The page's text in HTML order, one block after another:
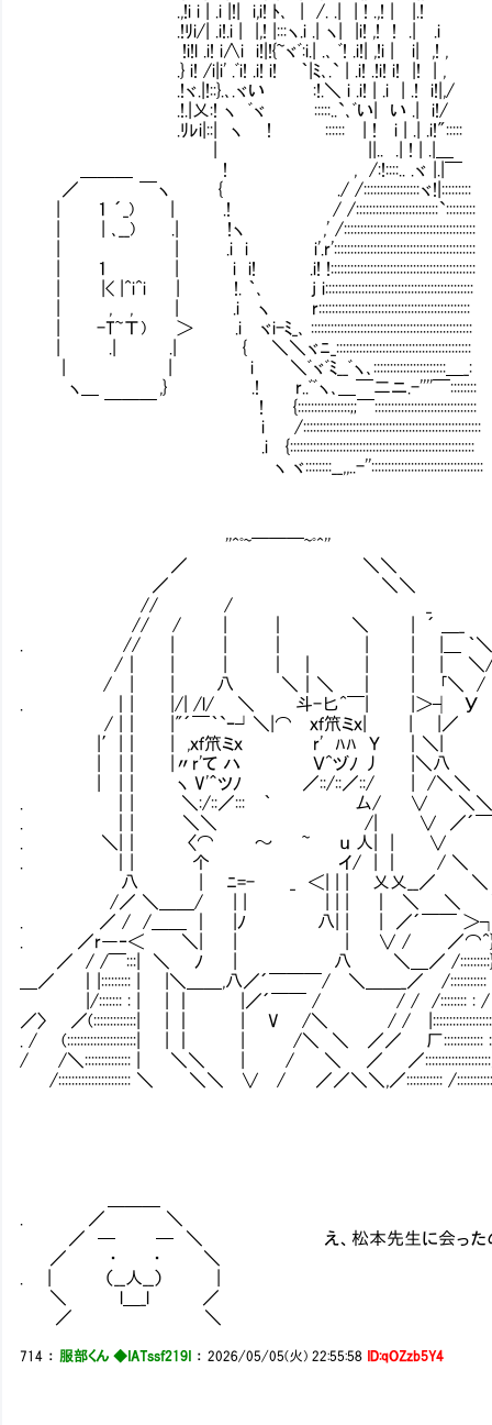
.,!i i | .i |!| i,i! ﾄ､ | /. .| | ! .,! | |.!
.!ﾘi/| .i!.i | |,! |:::ヽ.i .| ヽ| |i! ,! ! .| .i
!i!l .i! i∧i i!|!{~ヾﾞ:i.| .､ ﾞ! .i!| ,!i | i| ,! ,
.} i! /i|i' .ﾞi! .i! i! ｀|ﾐ､.` | .i! .!i! i! |! | ,
.!ヾ.|!::}.､.ヾい :!.＼ i .i! | .i | .! i!|,/
.!.|乂:! ヽ ﾞヾ :::::..`､ﾞい| い .| i!/
.ﾘﾚi|::| ヽ ! :::::: | ! i | .| .i!":::::
| ||.. .| ! | .|＿
＿＿＿ ! , /:!::::.. .ヾ |.|￣
／ ￣ヽ { ./ /:::::::::::::::::ヾ!|:::::::::
| １ ´_) | .! / /:::::::::::::::::::::::::`:::::::::
| | ､__) .| !ヽ ,' /::::::::::::::::::::::::::::::::::::::::
| | .i i
| １ | i i! .i! !::::::::::::::::::::::::::::::::::::::::::::
| |< |^i^i | !. ｀､ j i:::::::::::::::::::::::::::::::::::::::::::::
| , , | .i ヽ r::::::::::::::::::::::::::::::::::::::::::::::
| -T~Τ) ＞ .i ヾi-ﾐ_､ :::::::::::::::::::::::::::::::::::::::::::::::::
| .| .| { ＼＼ヾﾆ_:::::::::::::::::::::::::::::::::::::::::
| | i ＼ﾞヾﾞﾐ__ﾞヽ､::::::::::::::::::::::＿_:
ヽ＿ ,} .! r..ﾞﾞヽ､＿￣二ニ.-''''￣::::::::
￣￣￣ ! {::::::::::::::::;;￣:::::::::::::::::::::::::::::::
i /::::::::::::::::::::::::::::::::::::::::::::::::::::::
.i {::::::::::::::::::::::::::::::::::::::::::::::::::::::::
ヽ ヾ::::::::__,,..-''::::::::::::::::::::::::::::::::::
''^ﾟ~￣￣￣~ﾟ^''
／ ＼＼
／ ＼＼
// / _
// / | ｜ ＼ | ´ ＿_
. // | | ｜ | | |＿ ｀
/｜ | | ｜ ｜ | | | ＼
/ | | 八 ＼｜＼ ｜ | ｢＼ /
. ｜| |/| /l/ ＼ 斗-匕^￣| |＞┤ У
/ |｜ |"´￣｀`ｰ┘＼|⌒ ｘｆ笊ミｘ| | |／
|′|｜ | ,ｘｆ笊ミｘ r' ﾊﾊ Ｙ ｜＼| ちょっ
| |｜ |〃r'て ハ Ｖ^ヅﾉ 丿 |＼八
| |｜ ヽ V'＾ツﾉ ／::/::／::/ | /＼＼ もう
. ｜| ＼:/::／::: ｀ 厶/ ∨ ＼
. ｜| ＼＼ /| ∨ ／´￣ トキ達
. ＼|｜ 〈⌒ ～ ~ ｕ 人| | ∨
. ｜| 个 イ/ | ｜ / ＼
八 | ﾆ=- _ ＜| | | 乂乂__／ ＼
/／ ＼＿＿/ | | | | | ｜ ＼ ＼
. ／ / /＿＿ ｜ |ﾉ 八| | | ／´￣￣ ＞
. ／r―‐＜ ＼| | | ∨ / ／⌒^} ＼
／ / /￣:::| ＼ ﾉ | 八 ＼＿／ /
＿／ ｜|::::::::: | |＼＿＿,八／´￣￣￣/ ＼＿＿_／
|/::::::: : | | ｜ |／´￣￣ / / / /::::::::
／〉 ／(:::::::::::::| | ｜ | V /＼ / /
. / (:::::::::::::::::::::| | ｜ | /＼ ＼ ／／ 厂
/ /＼:::::::::::::: | ＼＼ | / ＼ ／ ／::::::::::::::::::::
/:::::::::::::::::::::: ＼ ＼＼ ∨ / ／／＼＼,／::::::::::: /
. ／ ＼
／ ─ ─ ＼ え、松本先生に会ったの
／ ・ ・ ＼
. | （__人__） |
＼ l＿_l ／
／ ＼
714 ： 服部くん ◆IATssf219I ：2026/05/05(火) 22:55:58 ID:qOZzb5Y4